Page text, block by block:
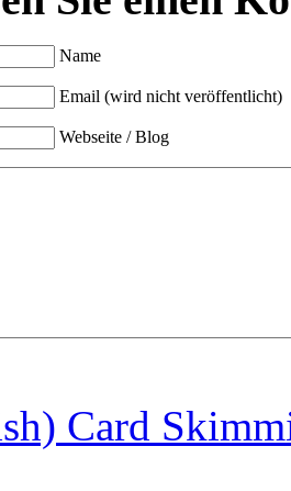
Name
Email (wird nicht veröffentlicht)
Webseite / Blog
Card